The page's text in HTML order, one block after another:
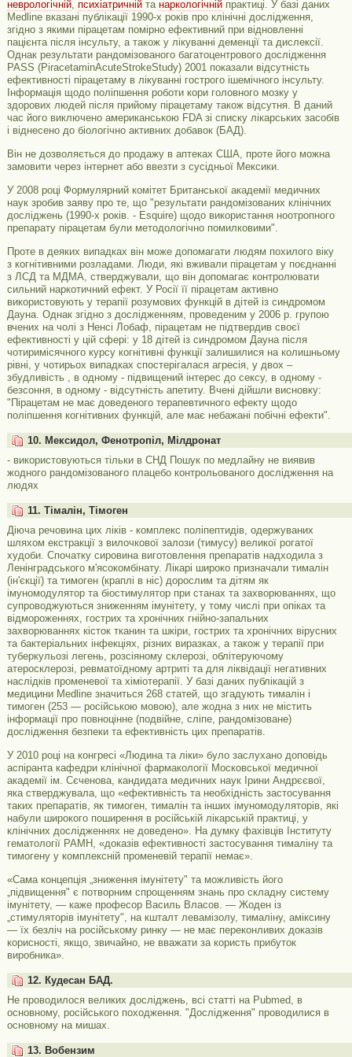
неврологічній, психіатричнійта наркологічнійпрактиці. У базі даних
Medline вказані публікації 1990-х років про клінічні дослідження,
згідно з якими пірацетам помірно ефективний при відновленні
пацієнта після інсульту, а також у лікуванні деменції та дислексії.
Однак результати рандомізованого багатоцентрового дослідження
PASS (PiracetaminAcuteStrokeStudy) 2001 показали відсутність
ефективності пірацетаму в лікуванні гострого ішемічного інсульту.
Інформація щодо поліпшення роботи кори головного мозку у
здорових людей після прийому пірацетаму також відсутня. В даний
час його виключено американською FDA зі списку лікарських засобів
і віднесено до біологічно активних добавок (БАД).
Він не дозволяється до продажу в аптеках США, проте його можна
замовити через інтернет або ввезти з сусідньої Мексики.
У 2008 році Формулярний комітет Британської академії медичних
наук зробив заяву про те, що "результати рандомізованих клінічних
досліджень (1990-х років. - Esquire) щодо використання ноотропного
препарату пірацетам були методологічно помилковими".
Проте в деяких випадках він може допомагати людям похилого віку
з когнітивними розладами. Люди, які вживали пірацетам у поєднанні
з ЛСД та МДМА, стверджували, що він допомагає контролювати
сильний наркотичний ефект. У Росії її пірацетам активно
використовують у терапії розумових функцій в дітей із синдромом
Дауна. Однак згідно з дослідженням, проведеним у 2006 р. групою
вчених на чолі з Ненсі Лобаф, пірацетам не підтвердив своєї
ефективності у цій сфері: у 18 дітей із синдромом Дауна після
чотиримісячного курсу когнітивні функції залишилися на колишньому
рівні, у чотирьох випадках спостерігалася агресія, у двох –
збудливість , в одному - підвищений інтерес до сексу, в одному -
безсоння, в одному - відсутність апетиту. Вчені дійшли висновку:
"Пірацетам не має доведеного терапевтичного ефекту щодо
поліпшення когнітивних функцій, але має небажані побічні ефекти".
10. Мексидол, Фенотропіл, Мілдронат
- використовуються тільки в СНД Пошук по медлайну не виявив
жодного рандомізованого плацебо контрольованого дослідження на
людях
11. Тімалін, Тімоген
Діюча речовина цих ліків - комплекс поліпептидів, одержуваних
шляхом екстракції з вилочкової залози (тимусу) великої рогатої
худоби. Спочатку сировина виготовлення препаратів надходила з
Ленінградського м'ясокомбінату. Лікарі широко призначали тималін
(ін'єкції) та тимоген (краплі в ніс) дорослим та дітям як
імуномодулятор та біостимулятор при станах та захворюваннях, що
супроводжуються зниженням імунітету, у тому числі при опіках та
відмороженнях, гострих та хронічних гнійно-запальних
захворюваннях кісток тканин та шкіри, гострих та хронічних вірусних
та бактеріальних інфекціях, різних виразках, а також у терапії при
туберкульозі легень, розсіяному склерозі, облітеруючому
атеросклерозі, ревматоїдному артриті та для ліквідації негативних
наслідків променевої та хіміотерапії. У базі даних публікацій з
медицини Medline значиться 268 статей, що згадують тималін і
тимоген (253 — російською мовою), але жодна з них не містить
інформації про повноцінне (подвійне, сліпе, рандомізоване)
дослідження безпеки та ефективність цих препаратів.
У 2010 році на конгресі «Людина та ліки» було заслухано доповідь
аспіранта кафедри клінічної фармакології Московської медичної
академії ім. Сєченова, кандидата медичних наук Ірини Андрєєвої,
яка стверджувала, що «ефективність та необхідність застосування
таких препаратів, як тимоген, тималін та інших імуномодуляторів, які
набули широкого поширення в російській лікарській практиці, у
клінічних дослідженнях не доведено». На думку фахівців Інституту
гематології РАМН, «доказів ефективності застосування тималіну та
тимогену у комплексній променевій терапії немає».
«Сама концепція „зниження імунітету" та можливість його
„підвищення" є потворним спрощенням знань про складну систему
імунітету, — каже професор Василь Власов. — Жоден із
„стимуляторів імунітету", на кшталт левамізолу, тималіну, аміксину
— їх безліч на російському ринку — не має переконливих доказів
корисності, якщо, звичайно, не вважати за користь прибуток
виробника».
12. Кудесан БАД.
Не проводилося великих досліджень, всі статті на Pubmed, в
основному, російського походження. "Дослідження" проводилися в
основному на мишах.
13. Вобензим